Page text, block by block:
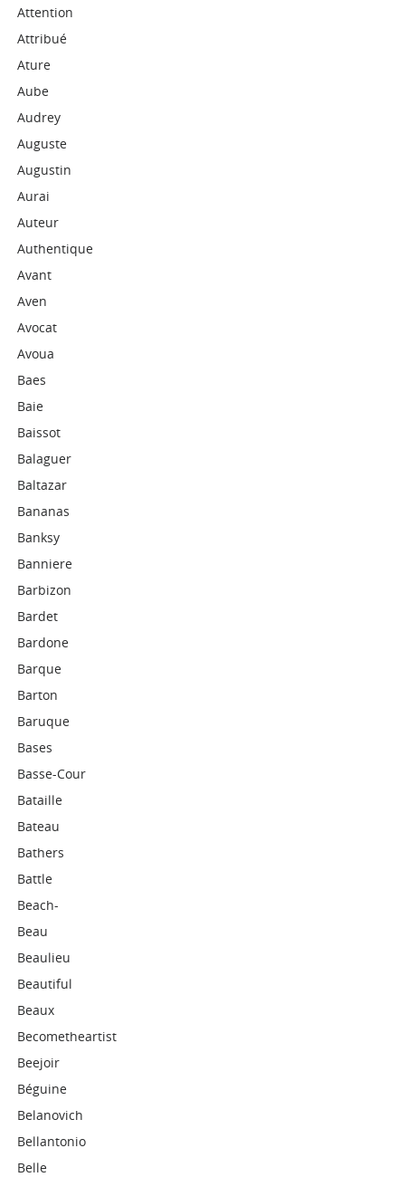
Attention
Attribué
Ature
Aube
Audrey
Auguste
Augustin
Aurai
Auteur
Authentique
Avant
Aven
Avocat
Avoua
Baes
Baie
Baissot
Balaguer
Baltazar
Bananas
Banksy
Banniere
Barbizon
Bardet
Bardone
Barque
Barton
Baruque
Bases
Basse-Cour
Bataille
Bateau
Bathers
Battle
Beach-
Beau
Beaulieu
Beautiful
Beaux
Becometheartist
Beejoir
Béguine
Belanovich
Bellantonio
Belle